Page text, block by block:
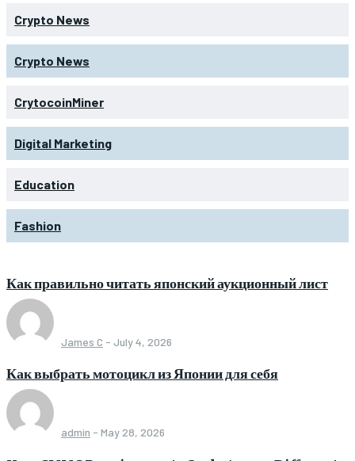
Crypto News
Crypto News
CrytocoinMiner
Digital Marketing
Education
Fashion
Как правильно читать японский аукционный лист
James C - July 4, 2026
Как выбрать мотоцикл из Японии для себя
admin - May 28, 2026